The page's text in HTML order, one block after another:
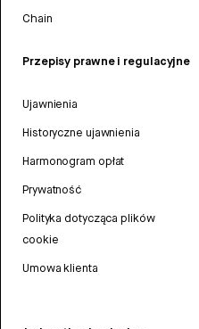
Chain
Przepisy prawne i regulacyjne
Ujawnienia
Historyczne ujawnienia
Harmonogram opłat
Prywatność
Polityka dotycząca plików
cookie
Umowa klienta